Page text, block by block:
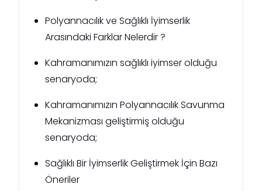
Polyannacılık ve Sağlıklı İyimserlik
Arasındaki Farklar Nelerdir ?
Kahramanımızın sağlıklı iyimser olduğu
senaryoda;
Kahramanımızın Polyannacılık Savunma
Mekanizması geliştirmiş olduğu
senaryoda;
Sağlıklı Bir İyimserlik Geliştirmek İçin Bazı
Öneriler